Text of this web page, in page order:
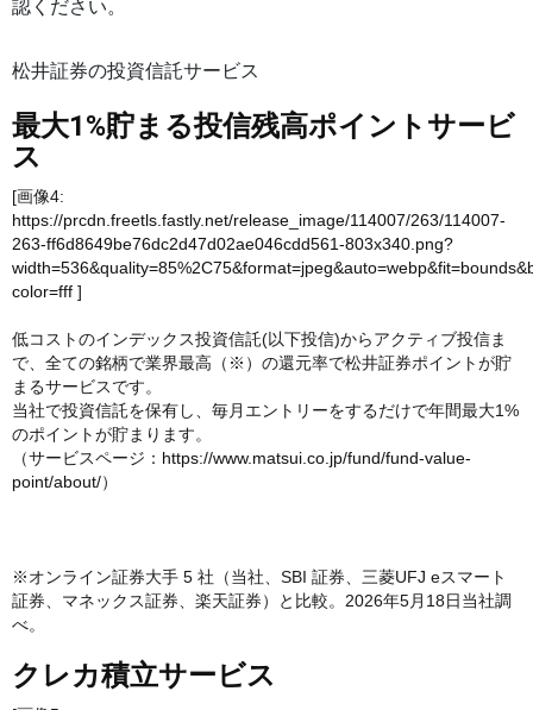
認ください。
松井証券の投資信託サービス
最大1%貯まる投信残高ポイントサービ
ス
[画像4:
https://prcdn.freetls.fastly.net/release_image/114007/263/114007-
263-ff6d8649be76dc2d47d02ae046cdd561-803x340.png?
color=fff ]
低コストのインデックス投資信託(以下投信)からアクティブ投信ま
で、全ての銘柄で業界最高（※）の還元率で松井証券ポイントが貯
まるサービスです。
当社で投資信託を保有し、毎月エントリーをするだけで年間最大1%
のポイントが貯まります。
（サービスページ： https://www.matsui.co.jp/fund/fund-value-
point/about/）
※オンライン証券大手 5 社（当社、SBI 証券、三菱UFJ eスマート
証券、マネックス証券、楽天証券）と比較。2026年5月18日当社調
べ。
クレカ積立サービス